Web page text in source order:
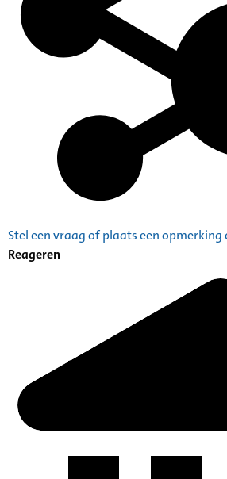
Stel een vraag of plaats een
Reageren